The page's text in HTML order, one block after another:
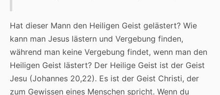
Hat dieser Mann den Heiligen Geist gelästert? Wie
kann man Jesus lästern und Vergebung finden,
während man keine Vergebung findet, wenn man den
Heiligen Geist lästert? Der Heilige Geist ist der Geist
Jesu (Johannes 20,22). Es ist der Geist Christi, der
zum Gewissen eines Menschen spricht. Wenn du